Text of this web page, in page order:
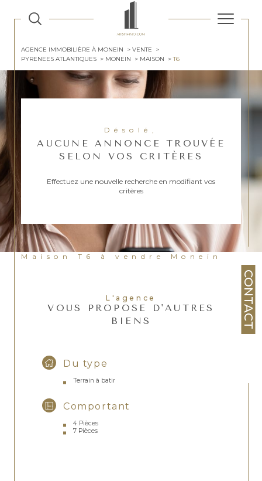
CONTACT
AGENCE IMMOBILIÈRE À MONEIN
VENTE
PYRENEES ATLANTIQUES
MONEIN MAISON T6
Désolé,
AUCUNE ANNONCE TROUVÉE
SELON VOS CRITÈRES
Effectuez une nouvelle recherche en modifiant vos
critères
Maison T6 à vendre Monein
L'agence
VOUS PROPOSE D'AUTRES
BIENS
Du type
Terrain à batir
Comportant
4 Pièces
7 Pièces